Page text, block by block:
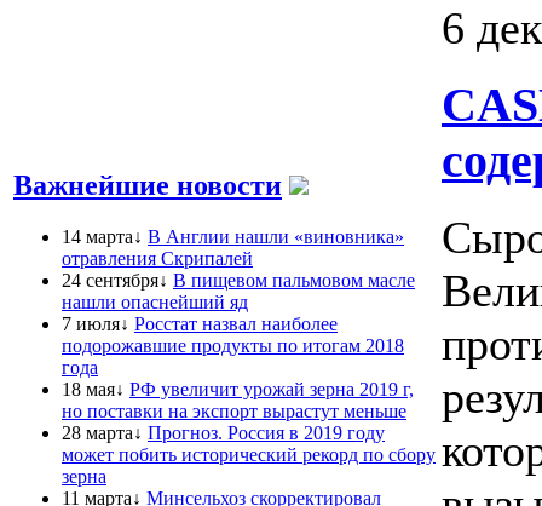
Важнейшие новости
14 марта↓ В Англии нашли «виновника»
отравления Скрипалей
24 сентября↓ В пищевом пальмовом масле
нашли опаснейший яд
7 июля↓ Росстат назвал наиболее
подорожавшие продукты по итогам 2018
года
18 мая↓ РФ увеличит урожай зерна 2019 г,
но поставки на экспорт вырастут меньше
28 марта↓ Прогноз. Россия в 2019 году
может побить исторический рекорд по сбору
зерна
11 марта↓ Минсельхоз скорректировал
6